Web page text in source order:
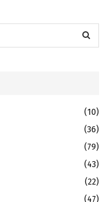
A
R
H
(10)
(36)
(79)
(43)
(22)
(47)